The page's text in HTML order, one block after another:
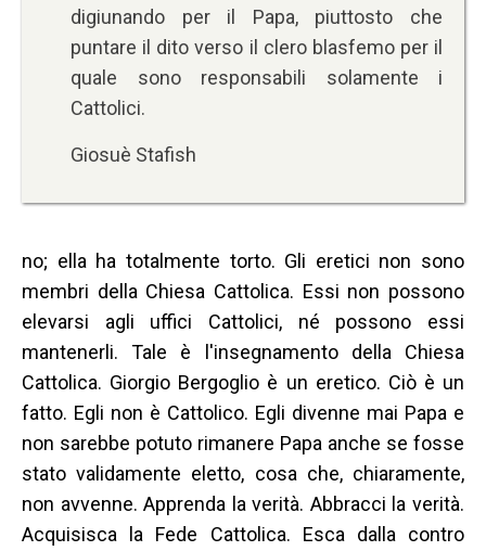
digiunando per il Papa, piuttosto che
puntare il dito verso il clero blasfemo per il
quale sono responsabili solamente i
Cattolici.
Giosuè Stafish
no; ella ha totalmente torto. Gli eretici non sono
membri della Chiesa Cattolica. Essi non possono
elevarsi agli uffici Cattolici, né possono essi
mantenerli. Tale è l'insegnamento della Chiesa
Cattolica. Giorgio Bergoglio è un eretico. Ciò è un
fatto. Egli non è Cattolico. Egli divenne mai Papa e
non sarebbe potuto rimanere Papa anche se fosse
stato validamente eletto, cosa che, chiaramente,
non avvenne. Apprenda la verità. Abbracci la verità.
Acquisisca la Fede Cattolica. Esca dalla contro